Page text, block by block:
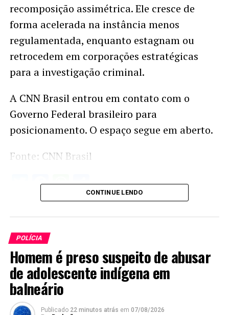
recomposição assimétrica. Ele cresce de
forma acelerada na instância menos
regulamentada, enquanto estagnam ou
retrocedem em corporações estratégicas
para a investigação criminal.
A CNN Brasil entrou em contato com o
Governo Federal brasileiro para
posicionamento. O espaço segue em aberto.
Fonte: CNN Brasil
Twitter
Facebook
WhatsApp
Share
CONTINUE LENDO
POLÍCIA
Homem é preso suspeito de abusar
de adolescente indígena em
balneário
Publicado 22 minutos atrás em 07/08/2026